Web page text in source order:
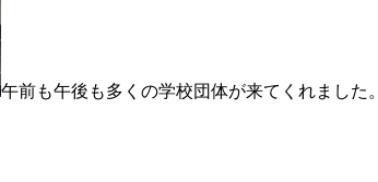
午前も午後も多くの学校団体が来てくれました。